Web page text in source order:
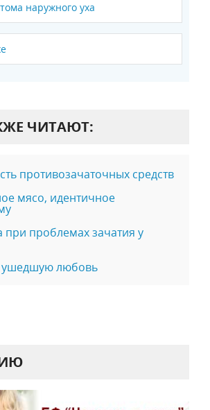
наружного уха
ЧИТАЮТ:
противозачаточных средств
мясо, идентичное
при проблемах зачатия у
ушедшую любовь